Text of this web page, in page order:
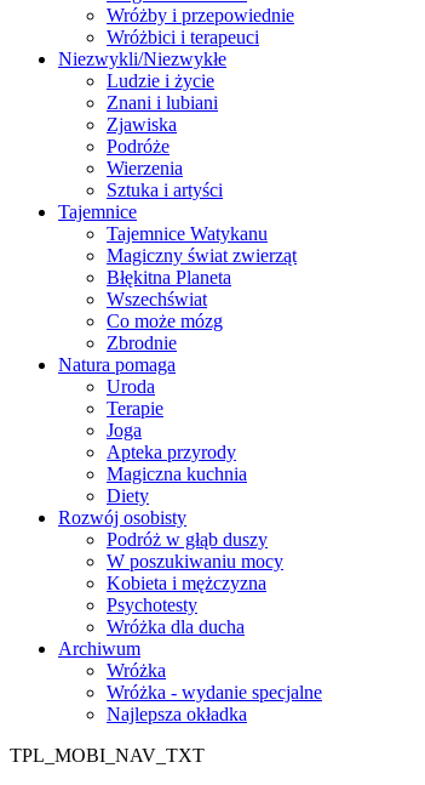
Wróżby i przepowiednie
Wróżbici i terapeuci
Niezwykli/Niezwykłe
Ludzie i życie
Znani i lubiani
Zjawiska
Podróże
Wierzenia
Sztuka i artyści
Tajemnice
Tajemnice Watykanu
Magiczny świat zwierząt
Błękitna Planeta
Wszechświat
Co może mózg
Zbrodnie
Natura pomaga
Uroda
Terapie
Joga
Apteka przyrody
Magiczna kuchnia
Diety
Rozwój osobisty
Podróż w głąb duszy
W poszukiwaniu mocy
Kobieta i mężczyzna
Psychotesty
Wróżka dla ducha
Archiwum
Wróżka
Wróżka - wydanie specjalne
Najlepsza okładka
TPL_MOBI_NAV_TXT